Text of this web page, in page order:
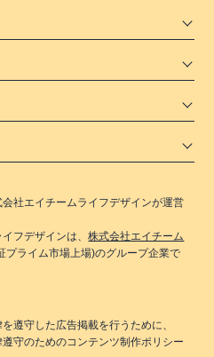
会社エイチームライフデザインが運営
フデザインは、株式会社エイチーム
プライム市場上場)のグループ企業で
遵守した広告掲載を行うために、
守のためのコンテンツ制作ポリシー